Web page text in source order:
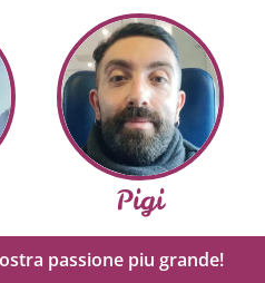
Pigi
passione piu grande!